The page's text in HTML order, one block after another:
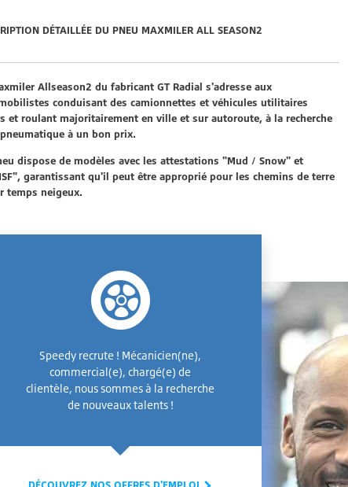
DÉTAILLÉE DU PNEU MAXMILER ALL SEASON2
Allseason2 du fabricant GT Radial s'adresse aux
conduisant des camionnettes et véhicules utilitaires
et roulant majoritairement en ville et sur autoroute, à la recherche
à un bon prix.
dispose de modèles avec les attestations "Mud / Snow" et
garantissant qu'il peut être approprié pour les chemins de terre
temps neigeux.
Speedy recrute ! Mécanicien(ne),
commercial(e), chargé(e) de
clientèle, nous sommes à la recherche
de nouveaux talents !